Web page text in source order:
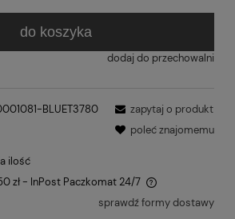
do koszyka
dodaj do przechowalni
BLUET3780
zapytaj o produkt
poleć znajomemu
ilość
zł - InPost Paczkomat 24/7
sprawdź formy dostawy